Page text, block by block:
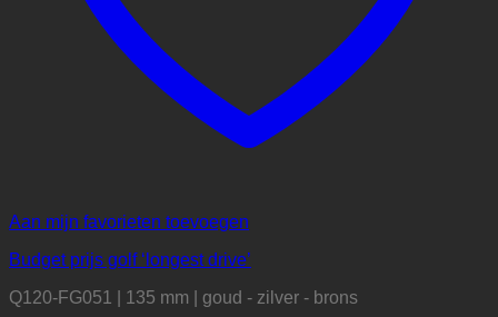
Aan mijn favorieten toevoegen
Budget prijs golf ‘longest drive’
Q120-FG051 | 135 mm | goud - zilver - brons